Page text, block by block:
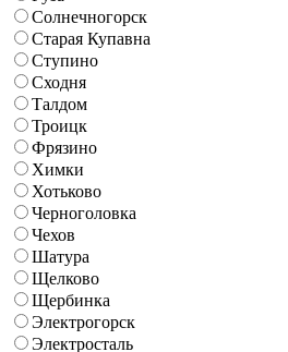
Солнечногорск
Старая Купавна
Ступино
Сходня
Талдом
Троицк
Фрязино
Химки
Хотьково
Черноголовка
Чехов
Шатура
Щелково
Щербинка
Электрогорск
Электросталь